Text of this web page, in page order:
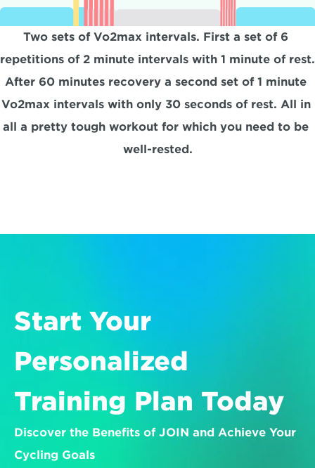
Two sets of Vo2max intervals. First a set of 6
repetitions of 2 minute intervals with 1 minute of rest.
After 60 minutes recovery a second set of 1 minute
Vo2max intervals with only 30 seconds of rest. All in
all a pretty tough workout for which you need to be
well-rested.
Start Your
Personalized
Training Plan Today
Discover the Benefits of JOIN and Achieve Your
Cycling Goals